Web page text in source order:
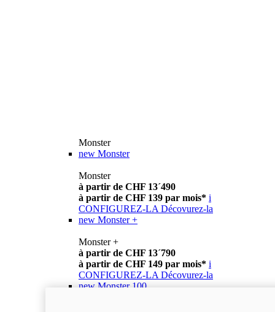
Monster
new Monster
Monster
à partir de CHF 13´490
à partir de CHF 139 par mois* i
CONFIGUREZ-LA Décovurez-la
new Monster +
Monster +
à partir de CHF 13´790
à partir de CHF 149 par mois* i
CONFIGUREZ-LA Décovurez-la
new Monster 100